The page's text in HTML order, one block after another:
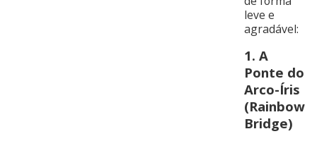
leve e
agradável:
1. A
Ponte do
Arco-Íris
(Rainbow
Bridge)